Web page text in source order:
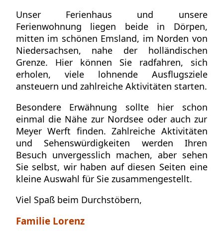
Unser Ferienhaus und unsere
Ferienwohnung liegen beide in Dörpen,
mitten im schönen Emsland, im Norden von
Niedersachsen, nahe der holländischen
Grenze. Hier können Sie radfahren, sich
erholen, viele lohnende Ausflugsziele
ansteuern und zahlreiche Aktivitäten starten.
Besondere Erwähnung sollte hier schon
einmal die Nähe zur Nordsee oder auch zur
Meyer Werft finden. Zahlreiche Aktivitäten
und Sehenswürdigkeiten werden Ihren
Besuch unvergesslich machen, aber sehen
Sie selbst, wir haben auf diesen Seiten eine
kleine Auswahl für Sie zusammengestellt.
Viel Spaß beim Durchstöbern,
Familie Lorenz